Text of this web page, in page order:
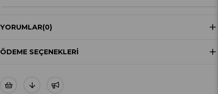
YORUMLAR(0)
ÖDEME SEÇENEKLERI